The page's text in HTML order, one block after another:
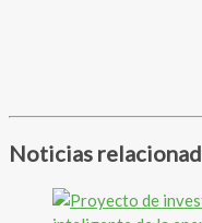
Noticias